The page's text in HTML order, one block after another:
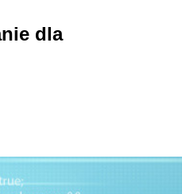
dla